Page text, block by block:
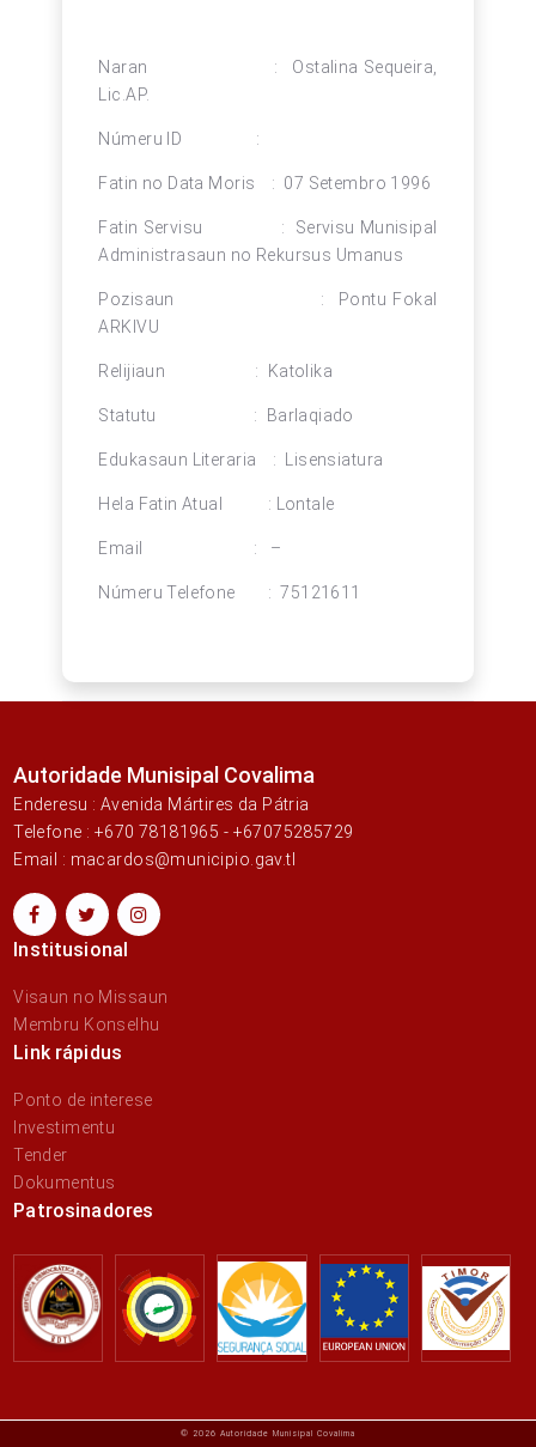
Naran : Ostalina Sequeira,
Lic.AP.
Númeru ID :
Fatin no Data Moris : 07 Setembro 1996
Fatin Servisu : Servisu Munisipal
Administrasaun no Rekursus Umanus
Pozisaun : Pontu Fokal
ARKIVU
Relijiaun : Katolika
Statutu : Barlaqiado
Edukasaun Literaria : Lisensiatura
Hela Fatin Atual : Lontale
Email : –
Númeru Telefone : 75121611
Autoridade Munisipal Covalima
Enderesu : Avenida Mártires da Pátria
Telefone : +670 78181965 - +67075285729
Email : macardos@municipio.gav.tl
Institusional
Visaun no Missaun
Membru Konselhu
Link rápidus
Ponto de interese
Investimentu
Tender
Dokumentus
Patrosinadores
© 2026 Autoridade Munisipal Covalima